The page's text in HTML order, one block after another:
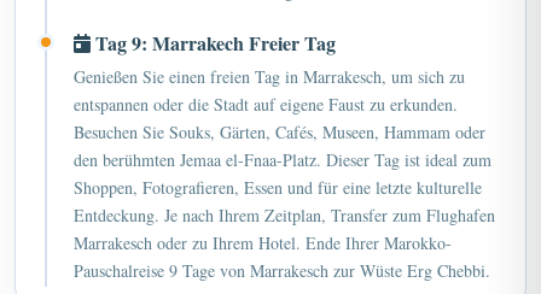
Genießen Sie einen freien Tag in Marrakesch, um sich zu
entspannen oder die Stadt auf eigene Faust zu erkunden.
Besuchen Sie Souks, Gärten, Cafés, Museen, Hammam oder
den berühmten Jemaa el-Fnaa-Platz. Dieser Tag ist ideal zum
Shoppen, Fotografieren, Essen und für eine letzte kulturelle
Entdeckung. Je nach Ihrem Zeitplan, Transfer zum Flughafen
Marrakesch oder zu Ihrem Hotel. Ende Ihrer Marokko-
Pauschalreise 9 Tage von Marrakesch zur Wüste Erg Chebbi.